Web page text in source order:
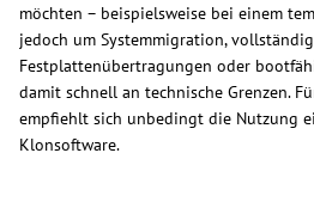
möchten – beispielsweise bei einem
jedoch um Systemmigration,
Festplattenübertragungen oder
damit schnell an technische Grenzen.
empfiehlt sich unbedingt die Nutzung
Klonsoftware.